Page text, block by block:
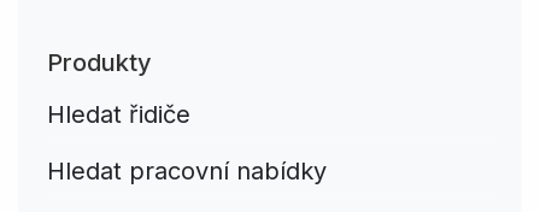
Produkty
Hledat řidiče
Hledat pracovní nabídky